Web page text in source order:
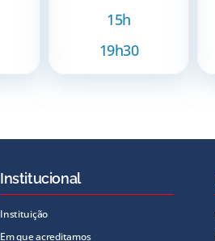
15h
19h30
Institucional
Instituição
Em que acreditamos